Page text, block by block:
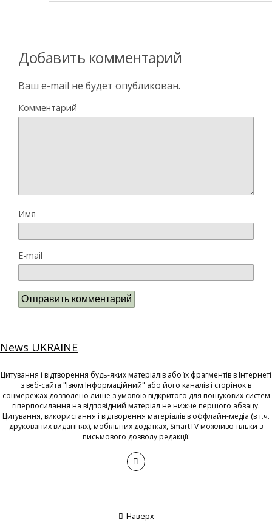
Добавить комментарий
Ваш e-mail не будет опубликован.
Комментарий
Имя
E-mail
News UKRAINE
Цитування і відтворення будь-яких матеріалів або їх фрагментів в Інтернеті
з веб-сайта "Ізюм Інформаційний" або його каналів і сторінок в
соцмережах дозволено лише з умовою відкритого для пошукових систем
гіперпосилання на відповідний матеріал не нижче першого абзацу.
Цитування, використання і відтворення матеріалів в оффлайн-медіа (в т.ч.
друкованих виданнях), мобільних додатках, SmartTV можливо тільки з
письмового дозволу редакції.
Наверх